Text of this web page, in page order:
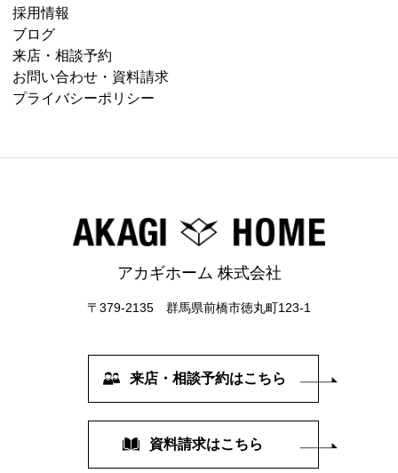
採用情報
ブログ
来店・相談予約
お問い合わせ・資料請求
プライバシーポリシー
アカギホーム 株式会社
〒379-2135 群馬県前橋市徳丸町123-1
来店・相談予約はこちら
資料請求はこちら